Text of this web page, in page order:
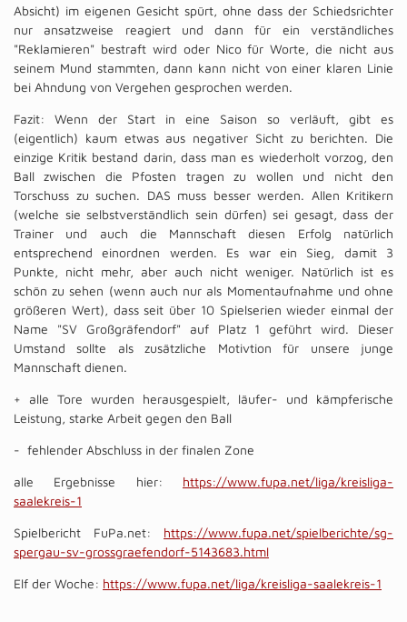
Absicht) im eigenen Gesicht spürt, ohne dass der Schiedsrichter
nur ansatzweise reagiert und dann für ein verständliches
"Reklamieren" bestraft wird oder Nico für Worte, die nicht aus
seinem Mund stammten, dann kann nicht von einer klaren Linie
bei Ahndung von Vergehen gesprochen werden.
Fazit: Wenn der Start in eine Saison so verläuft, gibt es
(eigentlich) kaum etwas aus negativer Sicht zu berichten. Die
einzige Kritik bestand darin, dass man es wiederholt vorzog, den
Ball zwischen die Pfosten tragen zu wollen und nicht den
Torschuss zu suchen. DAS muss besser werden. Allen Kritikern
(welche sie selbstverständlich sein dürfen) sei gesagt, dass der
Trainer und auch die Mannschaft diesen Erfolg natürlich
entsprechend einordnen werden. Es war ein Sieg, damit 3
Punkte, nicht mehr, aber auch nicht weniger. Natürlich ist es
schön zu sehen (wenn auch nur als Momentaufnahme und ohne
größeren Wert), dass seit über 10 Spielserien wieder einmal der
Name "SV Großgräfendorf" auf Platz 1 geführt wird. Dieser
Umstand sollte als zusätzliche Motivtion für unsere junge
Mannschaft dienen.
+ alle Tore wurden herausgespielt, läufer- und kämpferische
Leistung, starke Arbeit gegen den Ball
- fehlender Abschluss in der finalen Zone
alle Ergebnisse hier: https://www.fupa.net/liga/kreisliga-
saalekreis-1
Spielbericht FuPa.net: https://www.fupa.net/spielberichte/sg-
spergau-sv-grossgraefendorf-5143683.html
Elf der Woche: https://www.fupa.net/liga/kreisliga-saalekreis-1